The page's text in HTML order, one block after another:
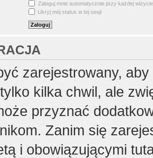
Zaloguj mnie automatycznie przy każdej wizycie
Ukryj mój status w tej sesji
zarejestrowany,
kilka chwil, ale
przyznać
Zanim się
i obowiązującymi